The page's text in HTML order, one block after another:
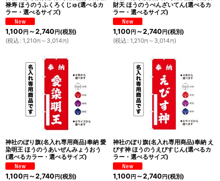
禄寿 ほうのうふくろくじゅ(選べるカ
ラー・選べるサイズ)
1,100 円 ～2,740 円 (税別)
(税込 : 1,210円 ～3,014円)
財天 ほうのうべんざいてん(選べるカ
ラー・選べるサイズ)
1,100 円 ～2,740 円 (税別)
(税込 : 1,210円 ～3,014円)
神社のぼり旗(名入れ専用商品)奉納 愛
染明王 ほうのうあいぜんみょうおう
(選べるカラー・選べるサイズ)
1,100 円 ～2,740 円 (税別)
神社のぼり旗(名入れ専用商品)奉納 え
びす神 ほうのうえびすじん(選べるカ
ラー・選べるサイズ)
1,100 円 ～2,740 円 (税別)